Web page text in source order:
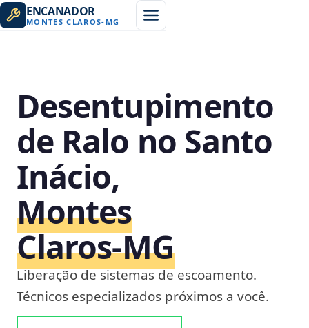
ENCANADOR
MONTES CLAROS- MG
Desentupimento
de Ralo no Santo
Inácio,
Montes
Claros‑MG
Liberação de sistemas de escoamento.
Técnicos especializados próximos a você.